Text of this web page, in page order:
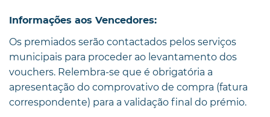
Informações aos Vencedores:
Os premiados serão contactados pelos serviços
municipais para proceder ao levantamento dos
vouchers. Relembra-se que é obrigatória a
apresentação do comprovativo de compra (fatura
correspondente) para a validação final do prémio.